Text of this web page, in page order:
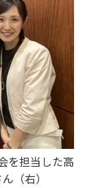
を担当した高
（右）